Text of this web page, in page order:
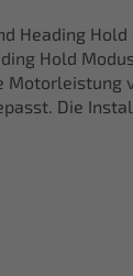
Heading
Hold
Motorleistung
Die